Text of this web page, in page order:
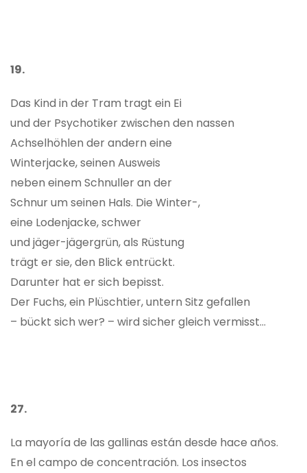
19.
Das Kind in der Tram tragt ein Ei
und der Psychotiker zwischen den nassen
Achselhöhlen der andern eine
Winterjacke, seinen Ausweis
neben einem Schnuller an der
Schnur um seinen Hals. Die Winter-,
eine Lodenjacke, schwer
und jäger-jägergrün, als Rüstung
trägt er sie, den Blick entrückt.
Darunter hat er sich bepisst.
Der Fuchs, ein Plüschtier, untern Sitz gefallen
– bückt sich wer? – wird sicher gleich vermisst…
27.
La mayoría de las gallinas están desde hace años.
En el campo de concentración. Los insectos